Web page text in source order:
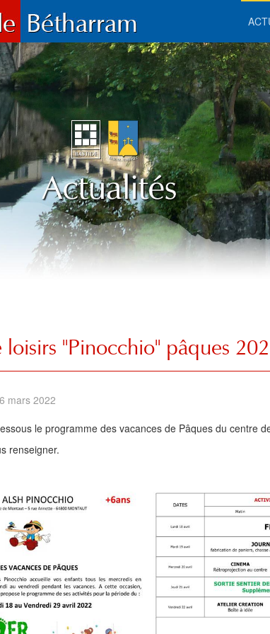
"Pinocchio" pâques
mars 2022
le programme des vacances de Pâques du centre
renseigner.